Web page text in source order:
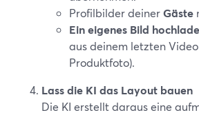
Profilbilder deinerGäste
Ein eigenes Bild
aus deinem letzten
Produktfoto).
Lass die KI das Layout bauen
Die KI erstellt daraus eine